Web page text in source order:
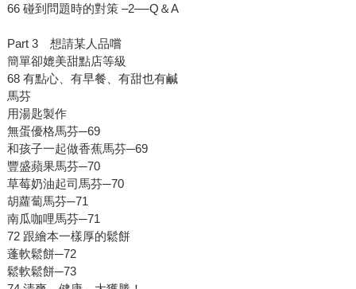
66 碰到問題時的對策 –2–─Q＆A
Part 3 想請某人品嚐
簡單卻媲美甜點店等級
68 有點心、有早餐、有甜也有鹹
馬芬
用湯匙製作
無蛋優格馬芬─69
和孩子一起做香蕉馬芬─69
豐盛蘋果馬芬─70
草莓奶油起司馬芬─70
胡蘿蔔馬芬─71
南瓜咖哩馬芬─71
72 跟繪本一樣厚的鬆餅
蓬軟鬆餅─72
鬆軟鬆餅─73